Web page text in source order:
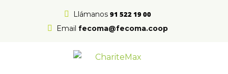
Llámanos 91 522 19 00
Email fecoma@fecoma.coop